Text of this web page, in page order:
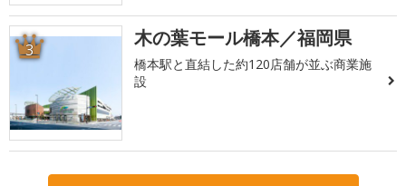
3 木の葉モール橋本／福岡県
橋本駅と直結した約120店舗が並ぶ商業施
設